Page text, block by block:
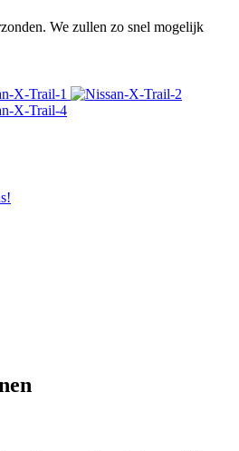
We zullen zo snel mogelijk